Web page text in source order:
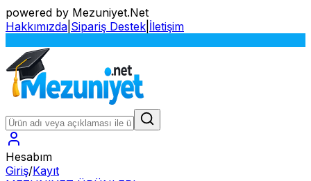
powered by Mezuniyet.Net
Hakkımızda Sipariş Destek İletişim
Hesabım
Giriş/Kayıt